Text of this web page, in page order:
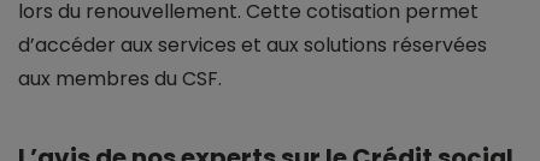
lors du renouvellement. Cette cotisation permet
d’accéder aux services et aux solutions réservées
aux membres du CSF.